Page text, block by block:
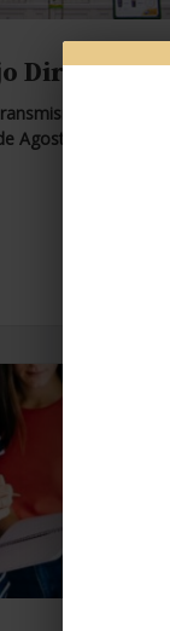
Directivo.
en Vivo
Agosto de 2026.